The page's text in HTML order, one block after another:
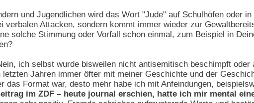
und Jugendlichen wird das Wort "Jude" auf Schulhöfen oder
verbalen Attacken, sondern kommt immer wieder zur
solche Stimmung oder Vorfall schon einmal, zum Beispiel in
ich selbst wurde bisweilen nicht antisemitisch beschimpft
letzten Jahren immer öfter mit meiner Geschichte und der
das Format war, desto mehr habe ich mit Anfeindungen,
im ZDF – heute journal erschien, hatte ich mir mental